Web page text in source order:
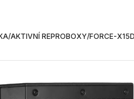
/AKTIVNÍ REPROBOXY/FORCE-